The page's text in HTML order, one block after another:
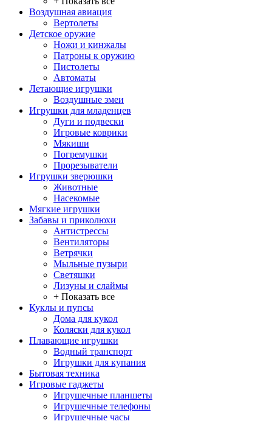
Воздушная авиация
Вертолеты
Детское оружие
Ножи и кинжалы
Патроны к оружию
Пистолеты
Автоматы
Летающие игрушки
Воздушные змеи
Игрушки для младенцев
Дуги и подвески
Игровые коврики
Мякиши
Погремушки
Прорезыватели
Игрушки зверюшки
Животные
Насекомые
Мягкие игрушки
Забавы и приколюхи
Антистрессы
Вентиляторы
Ветрячки
Мыльные пузыри
Светяшки
Лизуны и слаймы
+ Показать все
Куклы и пупсы
Дома для кукол
Коляски для кукол
Плавающие игрушки
Водный транспорт
Игрушки для купания
Бытовая техника
Игровые гаджеты
Игрушечные планшеты
Игрушечные телефоны
Игрушечные часы